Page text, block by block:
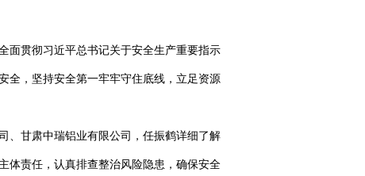
面贯彻习近平总书记关于安全生产重要指示
全，坚持安全第一牢牢守住底线，立足资源
、甘肃中瑞铝业有限公司，任振鹤详细了解
体责任，认真排查整治风险隐患，确保安全